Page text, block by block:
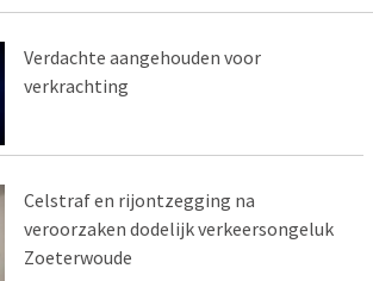
Verdachte aangehouden voor
verkrachting
Celstraf en rijontzegging na
veroorzaken dodelijk verkeersongeluk
Zoeterwoude